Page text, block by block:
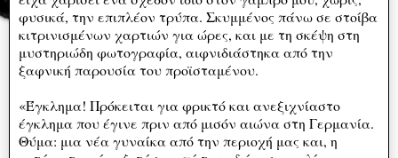
φυσικά, την επιπλέον τρύπα. Σκυμμένος πάνω σε στοίβα
κιτρινισμένων χαρτιών για ώρες, και με τη σκέψη στη
μυστηριώδη φωτογραφία, αιφνιδιάστηκα από την
ξαφνική παρουσία του προϊσταμένου.
«Έγκλημα! Πρόκειται για φρικτό και ανεξιχνίαστο
έγκλημα που έγινε πριν από μισόν αιώνα στη Γερμανία.
Θύμα: μια νέα γυναίκα από την περιοχή μας και, η